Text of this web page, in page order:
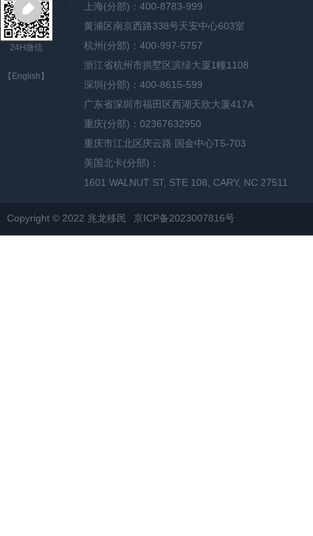
24H微信
【English】
上海(分部)：400-8783-999
黄浦区南京西路338号天安中心603室
杭州(分部)：400-997-5757
浙江省杭州市拱墅区滨绿大厦1幢1108
深圳(分部)：400-8615-599
广东省深圳市福田区西湖天欣大厦417A
重庆(分部)：02367632950
重庆市江北区庆云路 国金中心T5-703
美国北卡(分部)：
1601 WALNUT ST, STE 108, CARY, NC 27511
Copyright © 2022 兆龙移民 京ICP备2023007816号